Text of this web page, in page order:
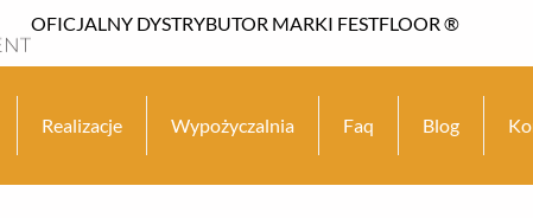
OFICJALNY DYSTRYBUTOR MARKI FESTFLOOR ®
Realizacje Wypożyczalnia Faq Blog